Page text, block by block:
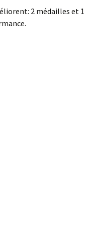
2 médailles et 1